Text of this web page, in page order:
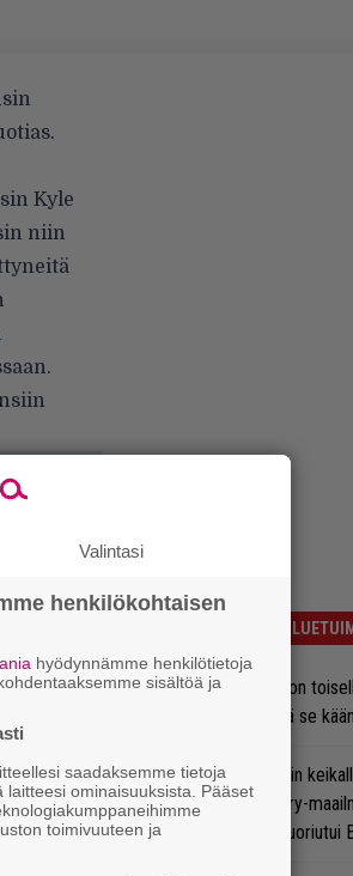
Kyle
niin
Arvio: Saimaa on
suvereeni, että se
Guns N’ Rosesin
suoraan country-
kokoonpano
Valintasi
henkilökohtaisen
hyödynnämme henkilötietoja
sisältöä ja
saadaksemme tietoja
ominaisuuksista. Pääset
toimivuuteen ja